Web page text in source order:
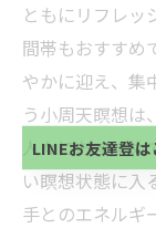
ともにリフレッ
間帯もおすすめ
やかに迎え、集
う小周天瞑想は
人々におすす
い瞑想状態に入
手とのエネルギ
当サロンの
初回 500円
方、不必要な
い。
LINEお友達登
当サロンの公
初回 500円
方、不必要
い。
LINEお友達登